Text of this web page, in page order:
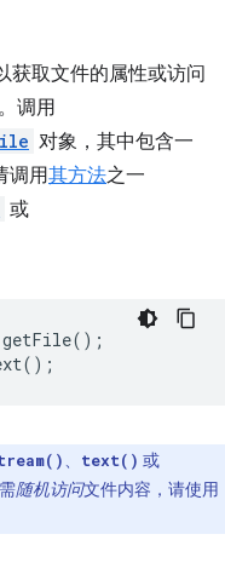
获取文件的属性或访问
调用
对象，其中包含一
调用其方法之一
或
getFile();
();
、 text() 或
随机访问文件内容，请使用